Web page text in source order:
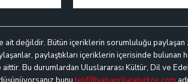
değildir. Bütün içeriklerin sorumluluğu
paylaştıkları içeriklerin içerisinde bulunan
Bu durumlardan Uluslararası Kültür, Dil ve